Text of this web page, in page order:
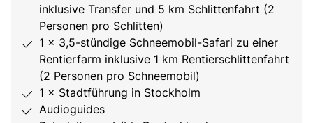
inklusive Transfer und 5 km Schlittenfahrt (2
Personen pro Schlitten)
1 × 3,5-stündige Schneemobil-Safari zu einer
Rentierfarm inklusive 1 km Rentierschlittenfahrt
(2 Personen pro Schneemobil)
1 × Stadtführung in Stockholm
Audioguides